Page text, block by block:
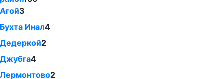
Агой3
Бухта Инал4
Дедеркой2
Джубга4
Лермонтово2